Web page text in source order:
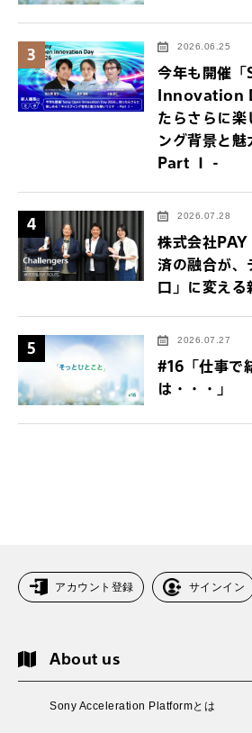
3 2026.06.25
今年も開催
Innovation
たらさらに楽
ング背景と
Part Ⅰ -
4 2026.07.28
株式会社
済の融合が
口」に変え
5 2026.07.27
#16「仕事で
は・・・」
アカウント登録 サインイン
About us
Sony Acceleration Platformとは